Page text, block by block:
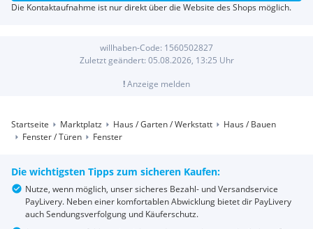
Die Kontaktaufnahme ist nur direkt über die Website des Shops möglich.
willhaben-Code: 1560502827
Zuletzt geändert: 05.08.2026, 13:25 Uhr
!Anzeige melden
Startseite Marktplatz Haus / Garten / Werkstatt
Haus / Bauen
Fenster / Türen
Fenster
Die wichtigsten Tipps zum sicheren Kaufen:
Nutze, wenn möglich, unser sicheres Bezahl- und Versandservice
PayLivery. Neben einer komfortablen Abwicklung bietet dir PayLivery
auch Sendungsverfolgung und Käuferschutz.